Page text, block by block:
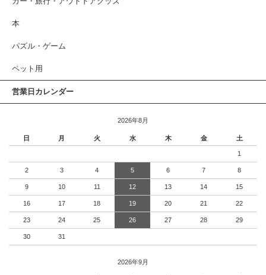
本
パズル・ゲーム
ペット用
営業日カレンダー
2026年8月
日 月 火 水 木 金 土
1
2 3 4 5 6 7 8
9 10 11 12 13 14 15
16 17 18 19 20 21 22
23 24 25 26 27 28 29
30 31
2026年9月